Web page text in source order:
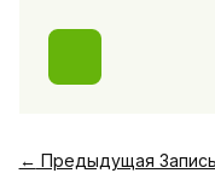
← Предыдущая Запись